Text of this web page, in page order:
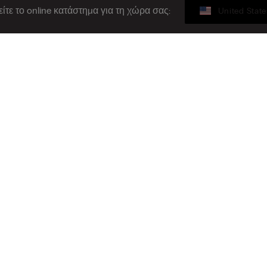
το online κατάστημα για τη χώρα σας: United